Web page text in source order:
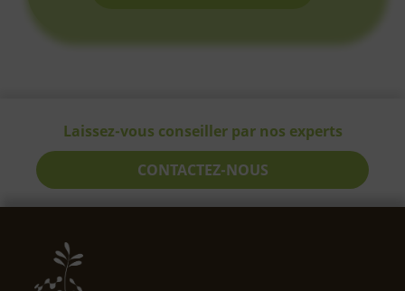
Laissez-vous conseiller par nos experts
CONTACTEZ-NOUS